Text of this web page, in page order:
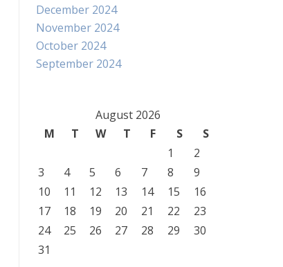
December 2024
November 2024
October 2024
September 2024
August 2026
M
T W T F S
S
1
2
3
4 5 6 7 8
9
10
11 12 13 14 15
16
17
18 19 20 21 22
23
24
25 26 27 28 29
30
31